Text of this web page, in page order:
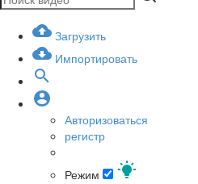
Загрузить
Импортировать
Авторизоваться
регистр
Режим